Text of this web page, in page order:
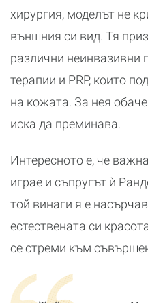
хирургия, моделът не
външния си вид. Тя
различни неинвазивни
терапии и PRP, които
на кожата. За нея
иска да преминава.
Интересното е, че
играе и съпругът ѝ
той винаги я е
естествената си
се стреми към